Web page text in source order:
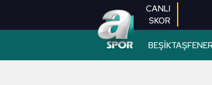
CANLI
SKOR
BEŞİKTAŞ